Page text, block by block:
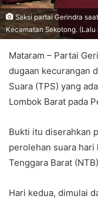
Saksi partai Gerindra
Kecamatan Sekotong. (Lalu
Mataram – Partai
dugaan kecurangan
Suara (TPS) yang
Lombok Barat pada
Bukti itu diserahkan
perolehan suara
Tenggara Barat
Hari kedua, dimulai